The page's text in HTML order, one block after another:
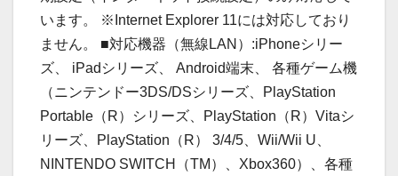
います。 ※Internet Explorer 11には対応しており
ません。 ■対応機器（無線LAN）:iPhoneシリー
ズ、 iPadシリーズ、 Android端末、 各種ゲーム機
（ニンテンドー3DS/DSシリーズ、PlayStation
Portable（R）シリーズ、PlayStation（R）Vitaシ
リーズ、PlayStation（R） 3/4/5、Wii/Wii U、
NINTENDO SWITCH（TM）、Xbox360）、各種